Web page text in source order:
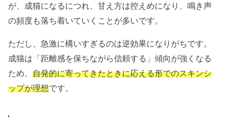
が、成猫になるにつれ、甘え方は控えめになり、鳴き声
の頻度も落ち着いていくことが多いです。
ただし、急激に構いすぎるのは逆効果になりがちです。
成猫は「距離感を保ちながら信頼する」傾向が強くなる
ため、自発的に寄ってきたときに応える形でのスキンシ
ップが理想です。